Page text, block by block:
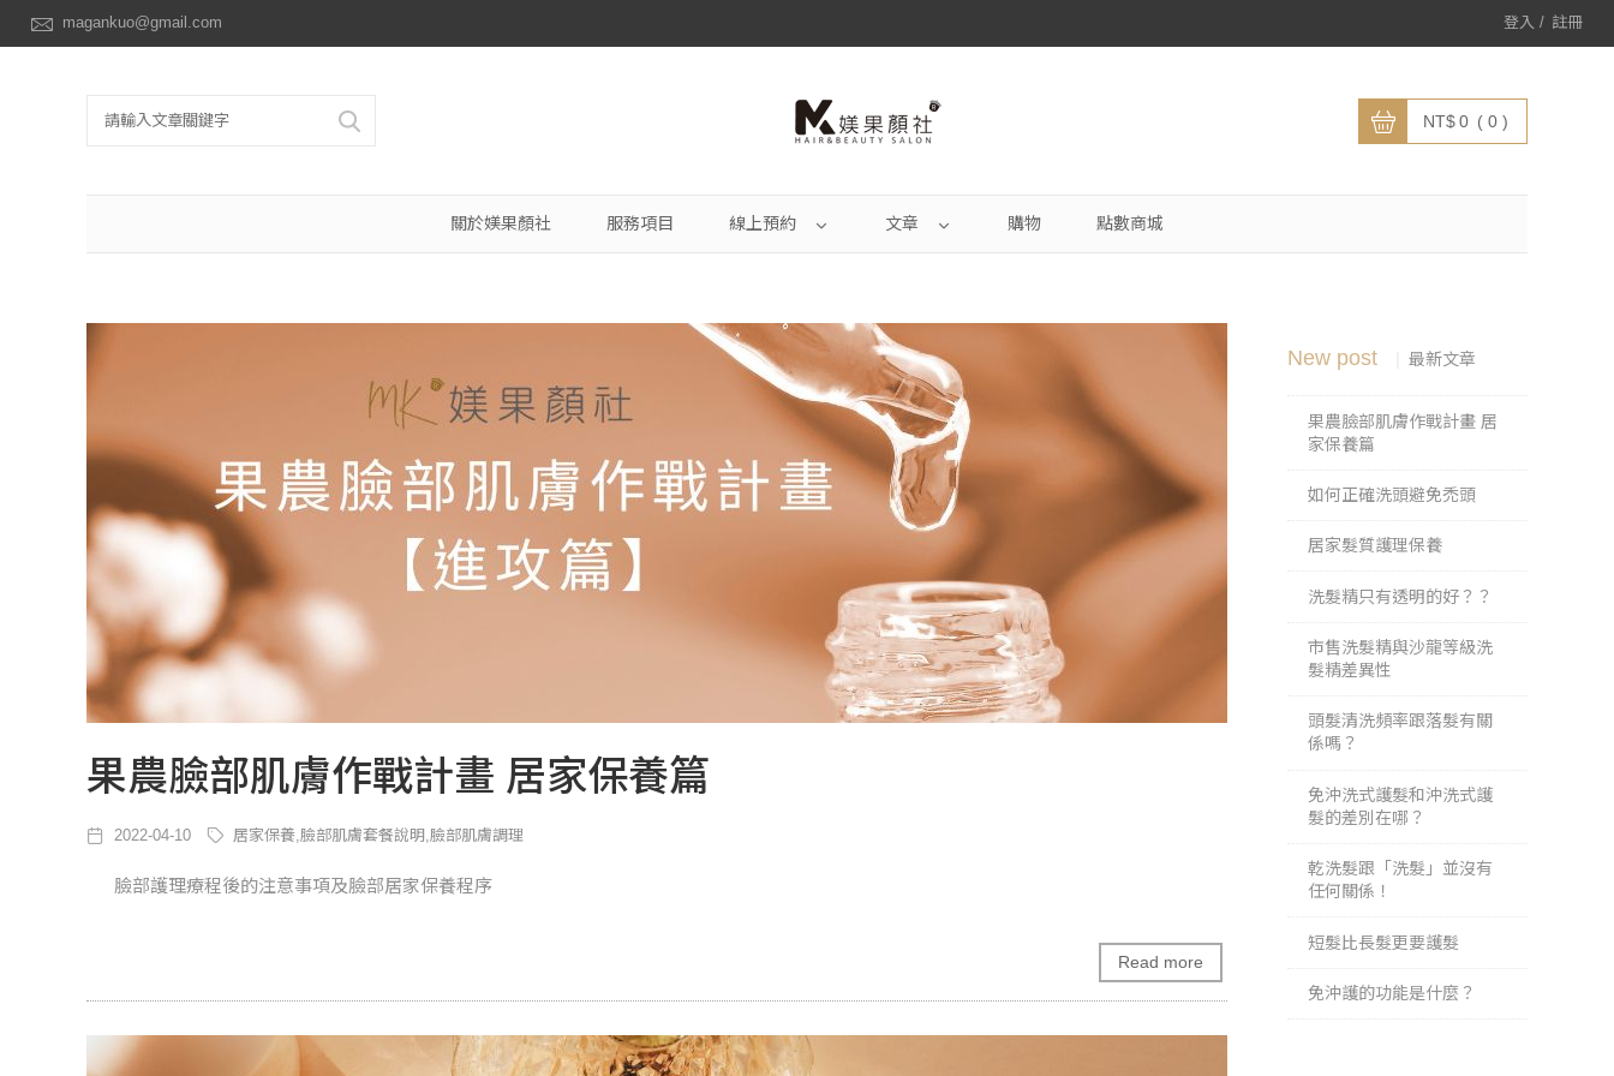
magankuo@gmail.com 登入 註冊
0 0
關於媄果顏社 服務項目 線上預約 文章 購物 點數商城
果農臉部肌膚作戰計畫 居家保養篇
2022-04-10 居家保養,臉部肌膚套餐說明,臉部肌膚調理
臉部護理療程後的注意事項及臉部居家保養程序
Read more
New post 最新文章
果農臉部肌膚作戰計畫 居
家保養篇
如何正確洗頭避免禿頭
居家髮質護理保養
洗髮精只有透明的好？？
市售洗髮精與沙龍等級洗
髮精差異性
頭髮清洗頻率跟落髮有關
係嗎？
免沖洗式護髮和沖洗式護
髮的差別在哪？
乾洗髮跟「洗髮」並沒有
任何關係！
短髮比長髮更要護髮
免沖護的功能是什麼？